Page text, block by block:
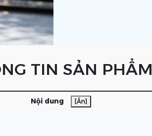
TIN SẢN PHẨM
Nội dung [Ẩn]